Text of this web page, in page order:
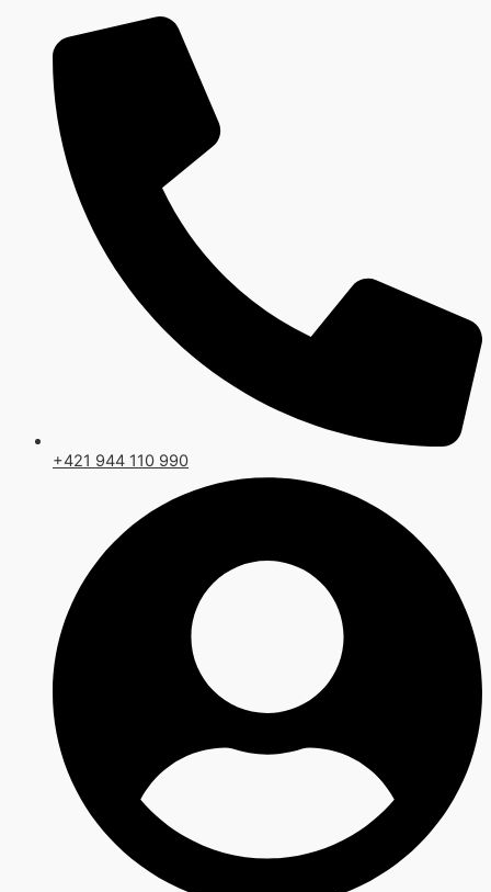
obsah
+421 944 110 990